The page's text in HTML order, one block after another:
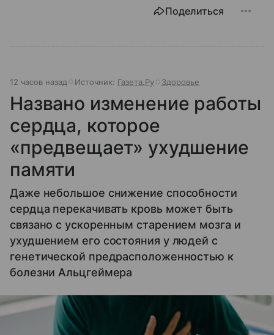
Поделиться
12 часов назад Источник: Газета.Ру Здоровье
Названо изменение работы
сердца, которое
«предвещает» ухудшение
памяти
Даже небольшое снижение способности
сердца перекачивать кровь может быть
связано с ускоренным старением мозга и
ухудшением его состояния у людей с
генетической предрасположенностью к
болезни Альцгеймера